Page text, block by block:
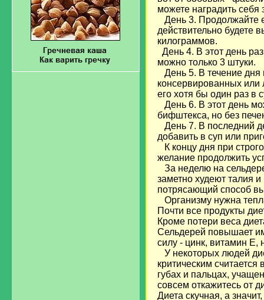
можете наградить себя
День 3. Продолжайте
действительно будете
килограммов.
День 4. В этот день
можно только 3 штуки.
День 5. В течение дня
консервированных или
его хотя бы один раз в
День 6. В этот день
бифштекса, но без
День 7. В последний
добавить в суп или
К концу дня при
желание продолжить
За неделю на
заметно худеют талия
потрясающий способ
Организму нужна
Почти все продукты
Кроме потери веса
Сельдерей повышает
силу - цинк, витамин Е,
У некоторых людей
критическим
губах и пальцах,
совсем откажитесь от
Диета скучная, а